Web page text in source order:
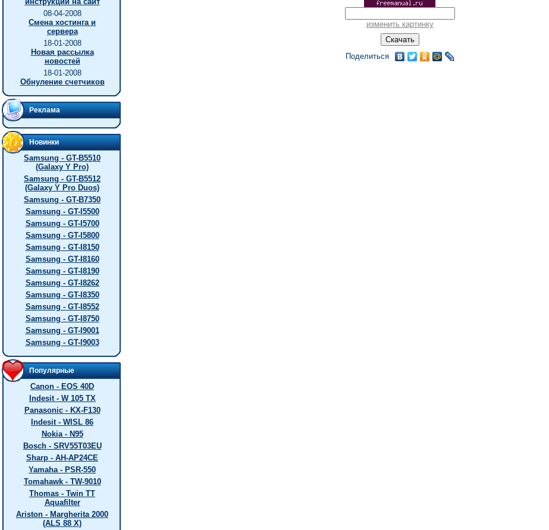
08-04-2008
Смена хостинга и
сервера
18-01-2008
Новая рассылка
новостей
18-01-2008
Обнуление счетчиков
Реклама
Новинки
Samsung - GT-B5510
(Galaxy Y Pro)
Samsung - GT-B5512
(Galaxy Y Pro Duos)
Samsung - GT-B7350
Samsung - GT-I5500
Samsung - GT-I5700
Samsung - GT-I5800
Samsung - GT-I8150
Samsung - GT-I8160
Samsung - GT-I8190
Samsung - GT-I8262
Samsung - GT-I8350
Samsung - GT-I8552
Samsung - GT-I8750
Samsung - GT-I9001
Samsung - GT-I9003
Популярные
Canon - EOS 40D
Indesit - W 105 TX
Panasonic - KX-F130
Indesit - WISL 86
Nokia - N95
Bosch - SRV55T03EU
Sharp - AH-AP24CE
Yamaha - PSR-550
Tomahawk - TW-9010
Thomas - Twin TT
Aquafilter
Ariston - Margherita 2000
(ALS 88 X)
изменить картинку
Поделиться